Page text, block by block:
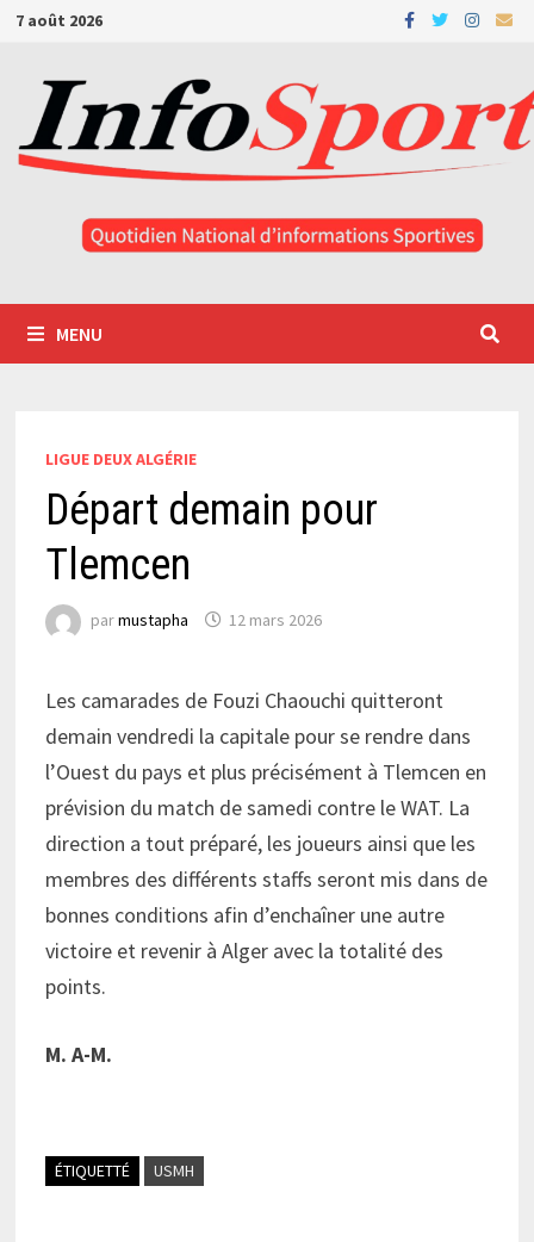
Passer
contenu
7 août 2026
MENU
LIGUE DEUX ALGÉRIE
Départ demain pour
Tlemcen
parmustapha 12 mars 2026
Les camarades de Fouzi Chaouchi quitteront
demain vendredi la capitale pour se rendre dans
l’Ouest du pays et plus précisément à Tlemcen en
prévision du match de samedi contre le WAT. La
direction a tout préparé, les joueurs ainsi que les
membres des différents staffs seront mis dans de
bonnes conditions afin d’enchaîner une autre
victoire et revenir à Alger avec la totalité des
points.
M. A-M.
ÉTIQUETTÉ USMH